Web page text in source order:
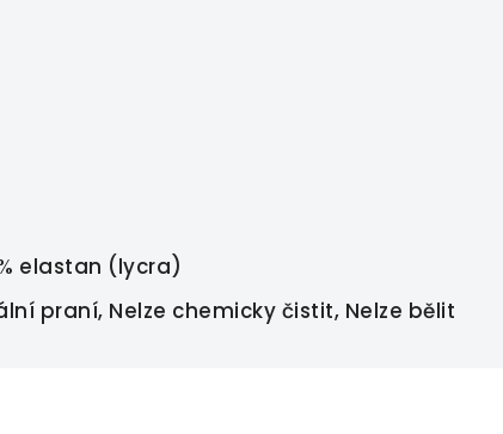
elastan (lycra)
praní, Nelze chemicky čistit, Nelze bělit